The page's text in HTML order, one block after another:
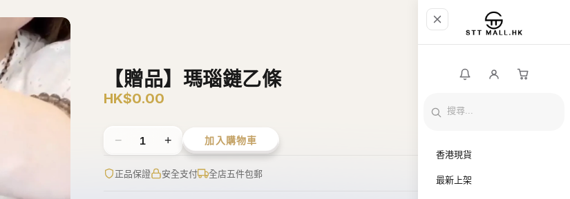
香港現貨
最新上架
【贈品】瑪瑙鏈乙條
HK$0.00
− 1 + 加入購物車
正品保證 安全支付 全店五件包郵